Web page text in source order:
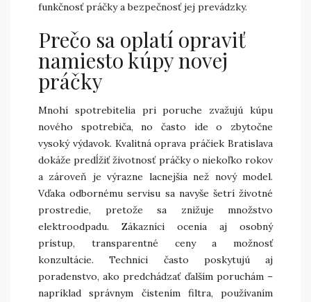
funkčnosť práčky a bezpečnosť jej prevádzky.
Prečo sa oplatí opraviť
namiesto kúpy novej
práčky
Mnohí spotrebitelia pri poruche zvažujú kúpu
nového spotrebiča, no často ide o zbytočne
vysoký výdavok. Kvalitná oprava práčiek Bratislava
dokáže predĺžiť životnosť práčky o niekoľko rokov
a zároveň je výrazne lacnejšia než nový model.
Vďaka odbornému servisu sa navyše šetrí životné
prostredie, pretože sa znižuje množstvo
elektroodpadu. Zákazníci ocenia aj osobný
prístup, transparentné ceny a možnosť
konzultácie. Technici často poskytujú aj
poradenstvo, ako predchádzať ďalším poruchám –
napríklad správnym čistením filtra, používaním